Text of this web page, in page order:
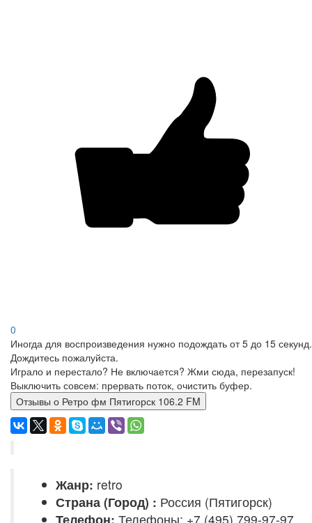
0
Иногда для воспроизведения нужно подождать от 5 до 15 секунд.
Дождитесь пожалуйста.
Играло и перестало? Не включается? Жми сюда, перезапуск!
Выключить совсем: прервать поток, очистить буфер.
Отзывы о Ретро фм Пятигорск 106.2 FM
Жанр: retro
Страна (Город) : Россия (Пятигорск)
Телефон: Телефоны: +7 (495) 799-97-97